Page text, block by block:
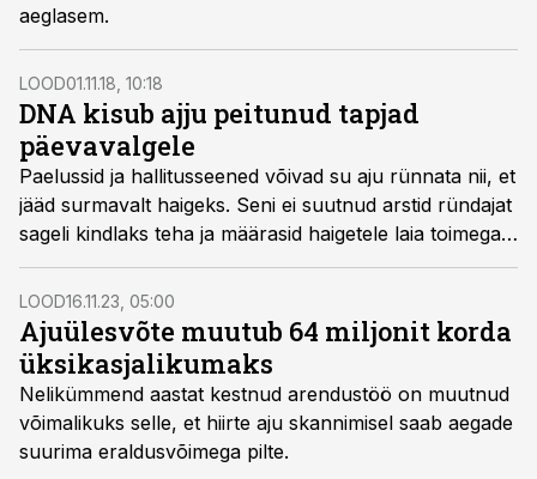
aeglasem.
LOOD01.11.18, 10:18
DNA kisub ajju peitunud tapjad
päevavalgele
Paelussid ja hallitusseened võivad su aju rünnata nii, et
jääd surmavalt haigeks. Seni ei suutnud arstid ründajat
sageli kindlaks teha ja määrasid haigetele laia toimega,
umbropsu ravi. Uus, teedrajav geenitehnoloogia
suudab tuvastada eluohtlikud organismid enne, kui on
liiga hilja.
LOOD16.11.23, 05:00
Ajuülesvõte muutub 64 miljonit korda
üksikasjalikumaks
Nelikümmend aastat kestnud arendustöö on muutnud
võimalikuks selle, et hiirte aju skannimisel saab aegade
suurima eraldusvõimega pilte.